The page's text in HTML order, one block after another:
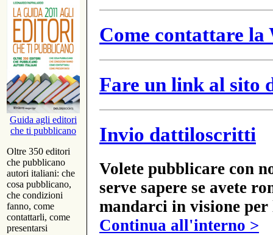
Guida agli editori
che ti pubblicano
Oltre 350 editori
che pubblicano
autori italiani: che
cosa pubblicano,
che condizioni
fanno, come
contattarli, come
presentarsi
Come contattare
Fare un link al sito
Invio dattiloscritti
Volete pubblicare con
serve sapere se avete
mandarci in visione
Continua all'interno >